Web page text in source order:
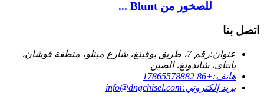
للصخور من Blunt ...
اتصل بنا
عنوان:
رقم 7، طريق يوفينغ، شارع مينلو، منطقة فوشان،
يانتاى، شاندونغ، الصين
هاتف:+86 17865578882
بريد إلكتروني:info@dngchisel.com